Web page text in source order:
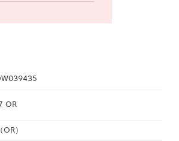
OR
）